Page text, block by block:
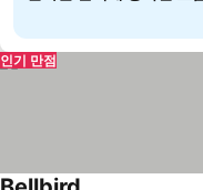
인기 만점